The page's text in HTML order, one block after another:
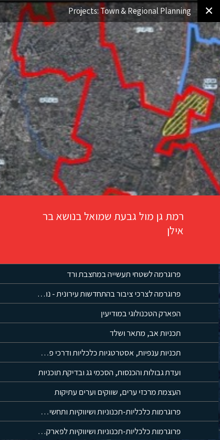
✕
Projects: Town & Regional Planning
רמת גן מול גבעת שמואל בנושא בר
אילן
פרוגרמה לשטחי תעשייה במחצבת ורד
פרוגרמה לצרכי ציבור בהתחדשות עירונית - נוף הגליל
הפארק הטכנולוגי במודיעין
תכניות אב, מתאר ושלד
תכניות ענפיות, אסטרטגיות כלכליות ודרכי פעולה למימושן
ועדת גבולות והכנסות, הסכמי גג ובדיקת תוכניות
העצמת מרכזי ערים, שווקים וערים עתיקות
פרוגרמות כלכליות-תכנוניות ושיווקיות ותחשיבים למכרזי .B.O.T
פרוגרמות כלכליות-תכנוניות ושיווקיות לפארקי מדע, תעשייה ועסקים